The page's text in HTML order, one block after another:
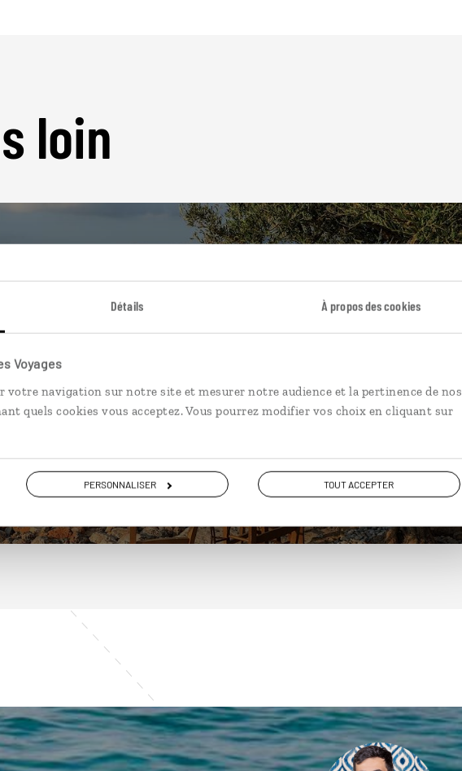
Détails À propos des cookies
Voyages
navigation sur notre site et mesurer notre audience et la pertinence de nos
quels cookies vous acceptez. Vous pourrez modifier vos choix en cliquant sur
PERSONNALISER TOUT ACCEPTER
loin
Nos 23 idées de voyage
Grèce